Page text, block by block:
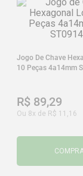
Jogo De Chave
10 Peças 4a14mm
R$ 89,29
Ou 8x de R$ 11 16